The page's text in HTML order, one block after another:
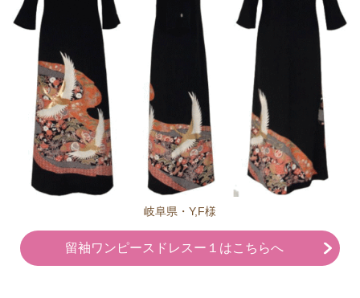
岐阜県・Y,F様
留袖ワンピースドレスー１はこちらへ